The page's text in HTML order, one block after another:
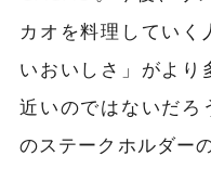
カオを料理していく
いおいしさ」がより
近いのではないだろ
のステークホルダー